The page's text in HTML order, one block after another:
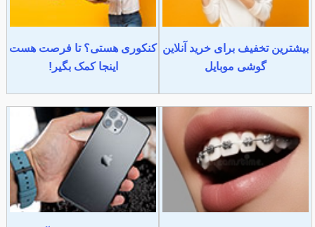
بیشترین تخفیف برای خرید آنلاین
گوشی موبایل
کنکوری هستی؟ تا فرصت هست
اینجا کمک بگیر!